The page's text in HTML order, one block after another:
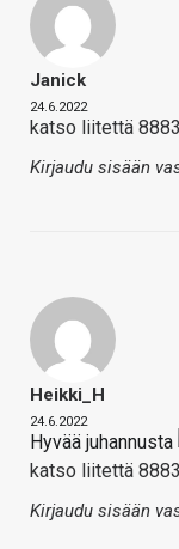
Janick
24.6.2022
katso liitettä
Kirjaudu sisään
Heikki_H
24.6.2022
Hyvää juhannusta
katso liitettä
Kirjaudu sisään